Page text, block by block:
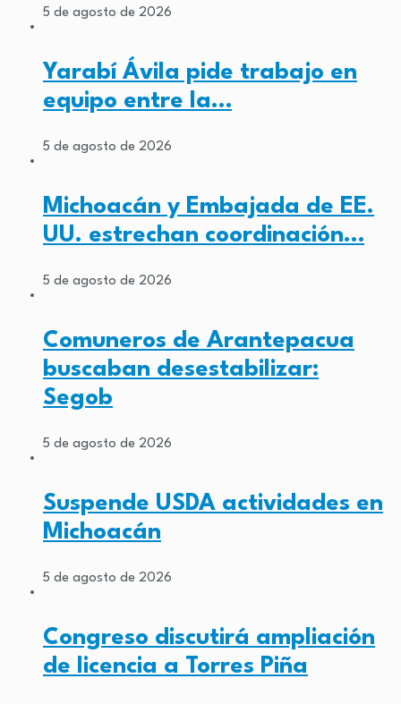
5 de agosto de 2026
Yarabí Ávila pide trabajo en
equipo entre la…
5 de agosto de 2026
Michoacán y Embajada de EE.
UU. estrechan coordinación…
5 de agosto de 2026
Comuneros de Arantepacua
buscaban desestabilizar:
Segob
5 de agosto de 2026
Suspende USDA actividades en
Michoacán
5 de agosto de 2026
Congreso discutirá ampliación
de licencia a Torres Piña